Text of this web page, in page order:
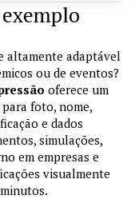
altamente adaptável
ou de eventos?
oferece um
foto, nome,
e dados
simulações,
em empresas e
visualmente